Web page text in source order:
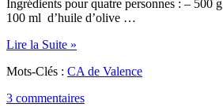
Ingrédients pour quatre personnes : – 500
100 ml d’huile d’olive …
Lire la Suite »
Mots-Clés : CA de Valence
3 commentaires